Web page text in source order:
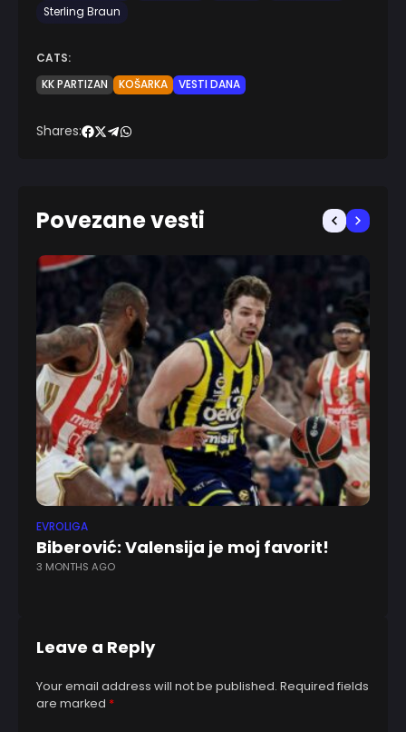
Sterling Braun
CATS:
KK PARTIZAN
KOŠARKA VESTI DANA
Shares:
Povezane vesti
EVROLIGA
Biberović: Valensija je moj favorit!
3 MONTHS AGO
Leave a Reply
Your email address will not be published. Required fields
are marked *